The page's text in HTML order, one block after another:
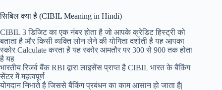
सिबिल क्या है (CIBIL Meaning in Hindi)
CIBIL 3 डिजिट का एक नंबर होता है जो आपके क्रेडिट हिस्ट्री को
बताता है और किसी व्यक्ति लोन लेने की योगिता दर्शाती है यह आपका
स्कोर Calculate करता है यह स्कोर आमतौर पर 300 से 900 तक होता
है यह
भारतीय रिजर्व बैंक RBI द्वारा लाइसेंस प्राप्त है CIBIL भारत के बैंकिंग
सेंटर में महत्वपूर्ण
योगदान निभाते है जिससे बैंकिंग प्रबंधन का काम आसान हो जाता है|